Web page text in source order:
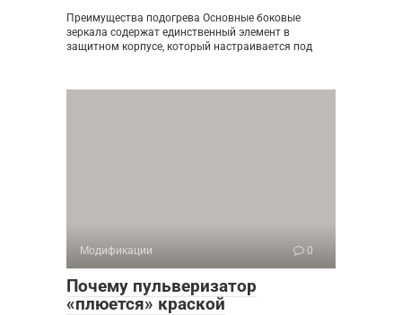
Преимущества подогрева Основные боковые
зеркала содержат единственный элемент в
защитном корпусе, который настраивается под
Модификации 0
Почему пульверизатор
«плюется» краской